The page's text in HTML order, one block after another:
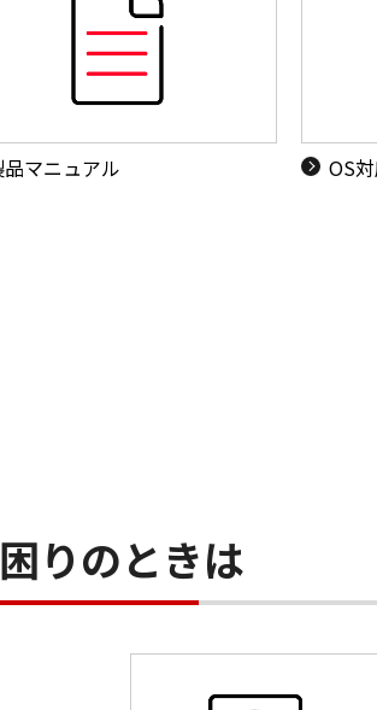
品マニュアル OS
りのときは